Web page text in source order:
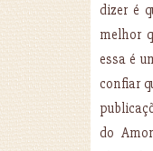
dizer é
melhor
essa é
confiar
do